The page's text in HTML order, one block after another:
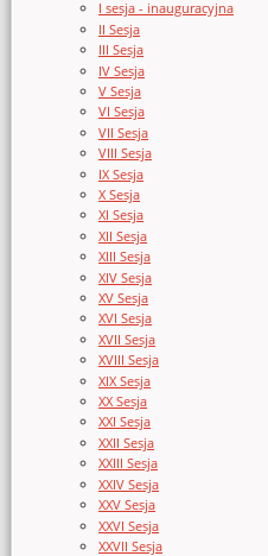
I sesja - inauguracyjna
II Sesja
III Sesja
IV Sesja
V Sesja
VI Sesja
VII Sesja
VIII Sesja
IX Sesja
X Sesja
XI Sesja
XII Sesja
XIII Sesja
XIV Sesja
XV Sesja
XVI Sesja
XVII Sesja
XVIII Sesja
XIX Sesja
XX Sesja
XXI Sesja
XXII Sesja
XXIII Sesja
XXIV Sesja
XXV Sesja
XXVI Sesja
XXVII Sesja